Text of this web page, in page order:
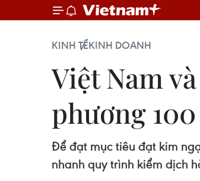
KINH TẾKINH DOANH
Việt Nam
phương
Để đạt mục tiêu đạt kim
nhanh quy trình kiểm dịch